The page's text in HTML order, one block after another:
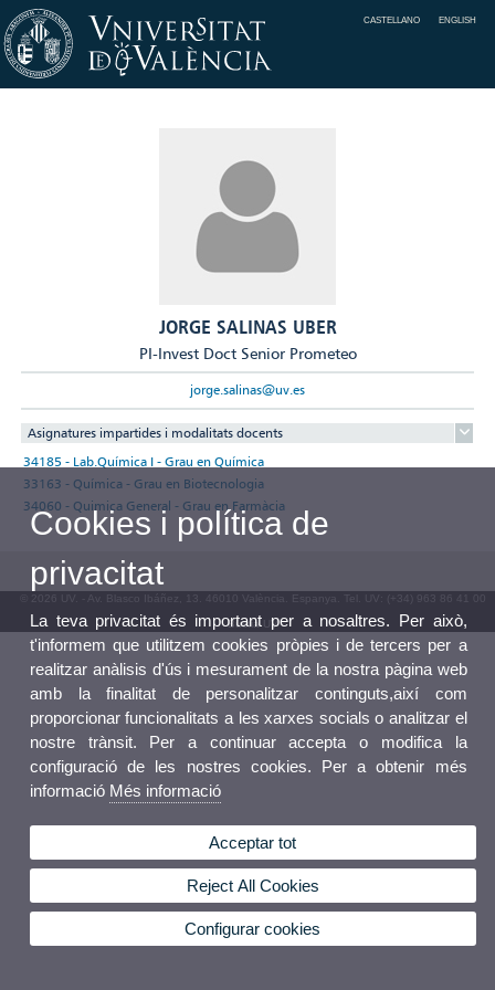
CASTELLANO ENGLISH
JORGE SALINAS UBER
PI-Invest Doct Senior Prometeo
jorge.salinas@uv.es
Asignatures impartides i modalitats docents
34185 - Lab.Química I - Grau en Química
33163 - Química - Grau en Biotecnologia
34060 - Quimica General - Grau en Farmàcia
© 2026 UV. - Av. Blasco Ibáñez, 13. 46010 València. Espanya. Tel. UV: (+34) 963 86 41 00
Bústia UV
Cookies i política de
privacitat
La teva privacitat és important per a nosaltres. Per això,
t'informem que utilitzem cookies pròpies i de tercers per a
realitzar anàlisis d'ús i mesurament de la nostra pàgina web
amb la finalitat de personalitzar continguts,així com
proporcionar funcionalitats a les xarxes socials o analitzar el
nostre trànsit. Per a continuar accepta o modifica la
configuració de les nostres cookies. Per a obtenir més
informació Més informació
Acceptar tot
Reject All Cookies
Configurar cookies